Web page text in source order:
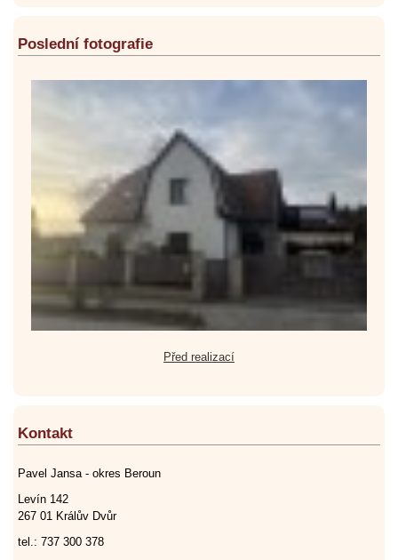
Poslední fotografie
Před realizací
Kontakt
Pavel Jansa - okres Beroun
Levín 142
267 01 Králův Dvůr
tel.: 737 300 378